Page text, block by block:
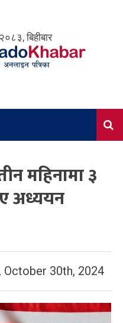
बिहीबार
महिनामा ३
अध्ययन
, October 30th, 2024